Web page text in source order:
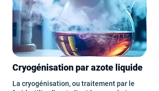
Cryogénisation par azote liquide
La cryogénisation, ou traitement par le